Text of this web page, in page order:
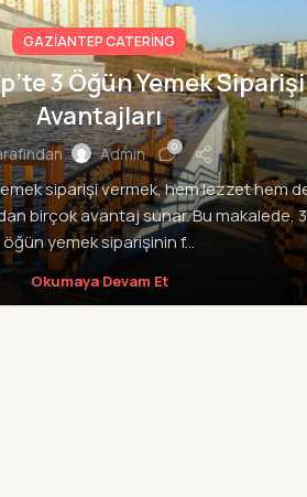
GAZIANTEP CATERING
3 Öğün Yemek Siparişi
Avantajları
Admin 0
siparişi vermek, hem lezzet hem
birçok avantaj sunar. Bu makalede, 3
öğün yemek siparişinin f...
Okumaya Devam Et